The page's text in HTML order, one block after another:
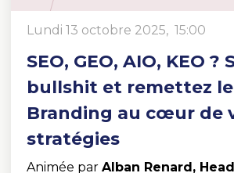
lundi 13 octobre 2025, 15:00
SEO, GEO, AIO, KEO ?
bullshit et remettez le
Branding au cœur de
stratégies
Animée parAlban Renard,